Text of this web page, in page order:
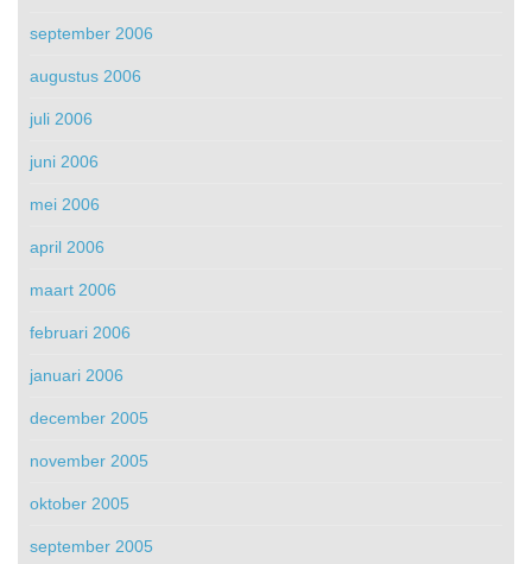
september 2006
augustus 2006
juli 2006
juni 2006
mei 2006
april 2006
maart 2006
februari 2006
januari 2006
december 2005
november 2005
oktober 2005
september 2005